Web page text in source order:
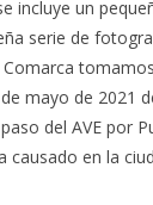
incluye un
serie de
Comarca
mayo de 2021
del AVE por
causado en la